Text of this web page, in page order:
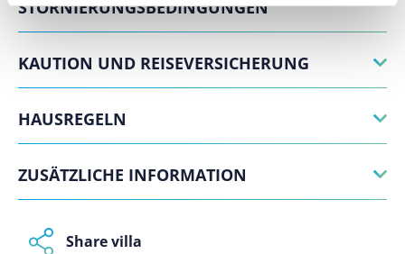
STORNIERUNGSBEDINGUNGEN
KAUTION UND REISEVERSICHERUNG
HAUSREGELN
ZUSÄTZLICHE INFORMATION
Share villa